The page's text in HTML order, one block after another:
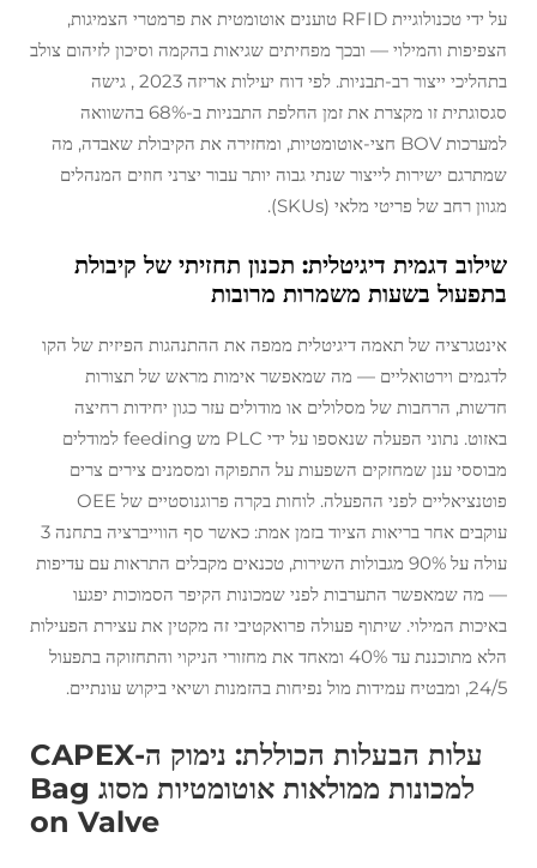
על ידי טכנולוגיית RFID טוענים אוטומטית את פרמטרי הצמיגות,
הצפיפות והמילוי — ובכך מפחיתים שגיאות בהקמה וסיכון לזיהום צולב
בתהליכי ייצור רב-תבניות. לפי דוח יעילות אריזה 2023
, גישה
סגסוגתית זו מקצרת את זמן החלפת התבניות ב-68% בהשוואה
למערכות BOV חצי-אוטומטיות, ומחזירה את הקיבולת שאבדה, מה
שמתרגם ישירות לייצור שנתי גבוה יותר עבור יצרני חוזים המנהלים
מגוון רחב של פריטי מלאי (SKUs).
שילוב דגמית דיגיטלית: תכנון תחזיתי של קיבולת
בתפעול בשעות משמרות מרובות
אינטגרציה של תאמה דיגיטלית ממפה את ההתנהגות הפיזית של הקו
לדגמים וירטואליים — מה שמאפשר אימות מראש של תצורות
חדשות, הרחבות של מסלולים או מודולים עזר כגון יחידות רחיצה
באזוט. נתוני הפעלה שנאספו על ידי PLC מש feeding למודלים
מבוססי ענן שמחזקים השפעות על התפוקה ומסמנים צירים צרים
פוטנציאליים לפני ההפעלה. לוחות בקרה פרוגנוסטיים של OEE
עוקבים אחר בריאות הציוד בזמן אמת: כאשר סף הווייברציה בתחנה 3
עולה על 90% מגבולות השירות, טכנאים מקבלים התראות עם עדיפות
— מה שמאפשר התערבות לפני שמכונות הקיפר הסמוכות יפגעו
באיכות המילוי. שיתוף פעולה פרואקטיבי זה מקטין את עצירת הפעילות
הלא מתוכננת עד 40% ומאחד את מחזורי הניקוי והתחזוקה בתפעול
24/5, ומבטיח עמידות מול נפיחות בהזמנות ושיאי ביקוש עונתיים.
עלות הבעלות הכוללת: נימוק ה-CAPEX
למכונות ממולאות אוטומטיות מסוג Bag
on Valve